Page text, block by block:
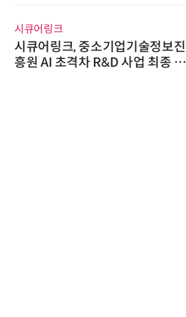
시큐어링크
시큐어링크, 중소기업기술정보진
흥원 AI 초격차 R&D 사업 최종 선